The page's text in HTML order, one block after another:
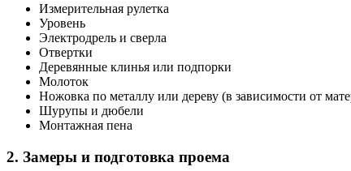
Измерительная рулетка
Уровень
Электродрель и сверла
Отвертки
Деревянные клинья или подпорки
Молоток
Ножовка по металлу или дереву (в зависимости от
Шурупы и дюбели
Монтажная пена
2. Замеры и подготовка проема